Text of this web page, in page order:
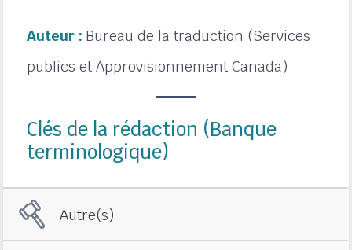
Auteur : Bureau de la traduction (Services
publics et Approvisionnement Canada)
Clés de la rédaction (Banque
terminologique)
Autre(s)